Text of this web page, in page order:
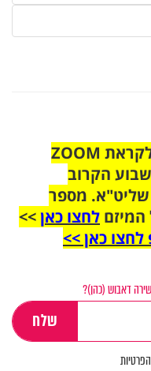
הצטרפו לקבוצת הוואטסאפ לקראת ZOOM
הקרוב
שליט"א. מספר
לחצו כאן>>
כאן >>
דאבוש (כהן)?